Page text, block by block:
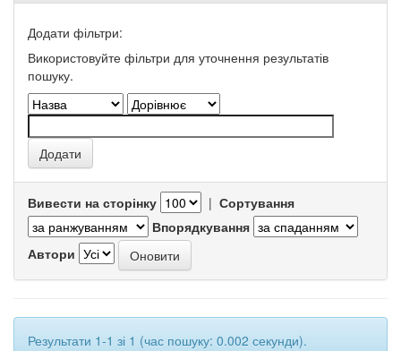
Додати фільтри:
Використовуйте фільтри для уточнення результатів
пошуку.
Вивести на сторінку | Сортування
Впорядкування
Автори
Результати 1-1 зі 1 (час пошуку: 0.002 секунди).